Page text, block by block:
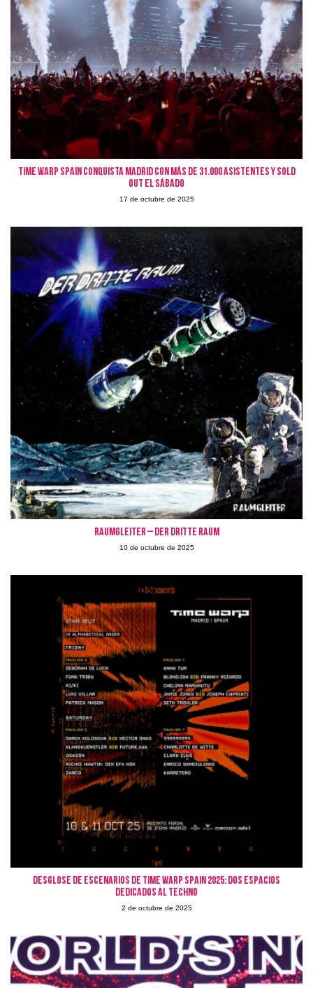
Time Warp Spain conquista Madrid con más de 31.000 asistentes y Sold
Out el sábado
17 de octubre de 2025
Raumgleiter – Der Dritte Raum
10 de octubre de 2025
Desglose de escenarios de Time Warp Spain 2025: dos espacios
dedicados al techno
2 de octubre de 2025